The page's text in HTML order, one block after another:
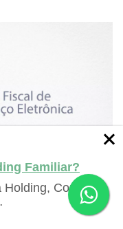
CNPJ
para empresas
com especialista
Familiar?
Holding, Como